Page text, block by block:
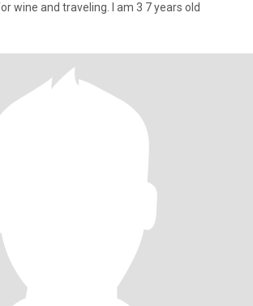
wine and traveling. I am 3 7 years old